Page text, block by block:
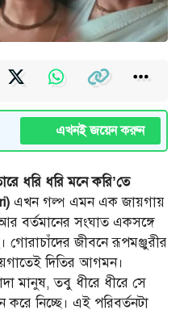
এখনই জয়েন করুন
ধরি ধরি মনে করি’তে
এখন গল্প এমন এক জায়গায়
বর্তমানের সংঘাত একসঙ্গে
জীবনে রূপমঞ্জুরীর
দিতির আগমন।
মানুষ, তবু ধীরে ধীরে সে
নিচ্ছে। এই পরিবর্তনটা